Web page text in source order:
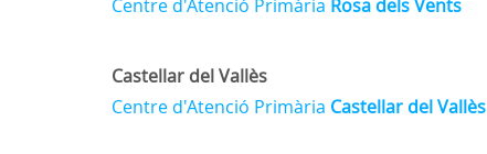
Centre d'Atenció Primària Rosa dels Vents
Castellar del Vallès
Centre d'Atenció Primària Castellar del Vallès